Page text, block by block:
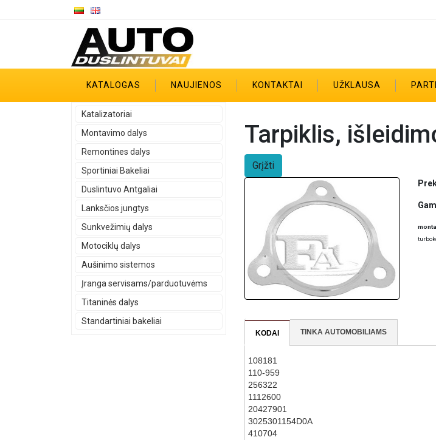
KATALOGAS NAUJIENOS KONTAKTAI UŽKLAUSA
Katalizatoriai
Montavimo dalys
Remontines dalys
Sportiniai Bakeliai
Duslintuvo Antgaliai
Lanksčios jungtys
Sunkvežimių dalys
Motociklų dalys
Aušinimo sistemos
Įranga servisams/parduotuvėms
Titaninės dalys
Standartiniai bakeliai
Tarpiklis,
Grįžti
KODAI TINKA AUTOMOBILIAMS
108181
110-959
256322
1112600
20427901
3025301154D0A
410704